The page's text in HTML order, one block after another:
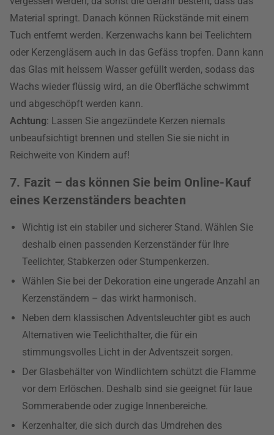
Material springt. Danach können Rückstände mit einem
Tuch entfernt werden. Kerzenwachs kann bei Teelichtern
oder Kerzengläsern auch in das Gefäss tropfen. Dann kann
das Glas mit heissem Wasser gefüllt werden, sodass das
Wachs wieder flüssig wird, an die Oberfläche schwimmt
und abgeschöpft werden kann.
Achtung: Lassen Sie angezündete Kerzen niemals
unbeaufsichtigt brennen und stellen Sie sie nicht in
Reichweite von Kindern auf!
7. Fazit – das können Sie beim Online-Kauf
eines Kerzenständers beachten
Wichtig ist ein stabiler und sicherer Stand. Wählen Sie
deshalb einen passenden Kerzenständer für Ihre
Teelichter, Stabkerzen oder Stumpenkerzen.
Wählen Sie bei der Dekoration eine ungerade Anzahl an
Kerzenständern – das wirkt harmonisch.
Neben dem klassischen Adventsleuchter gibt es auch
Alternativen wie Teelichthalter, die für ein
stimmungsvolles Licht in der Adventszeit sorgen.
Der Glasbehälter von Windlichtern schützt die Flamme
vor dem Erlöschen. Deshalb sind sie geeignet für laue
Sommerabende oder zugige Innenbereiche.
Kerzenhalter, die sich durch das Umdrehen des